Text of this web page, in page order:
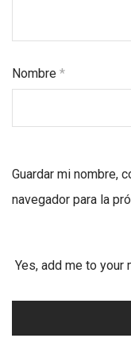
Nombre *
Guardar mi nombre,
navegador para la
Yes, add me to your